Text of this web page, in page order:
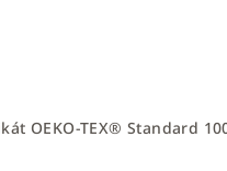
OEKO-TEX® Standard